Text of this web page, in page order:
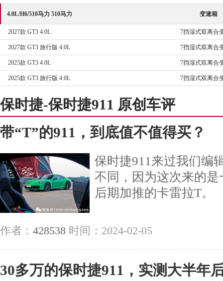
4.0L/H6/510马力 510马力 变速箱
2027款 GT3 4.0L 7挡湿式双离合
2027款 GT3 旅行版 4.0L 7挡湿式双离合
2025款 GT3 4.0L 7挡湿式双离合
2025款 GT3 旅行版 4.0L 7挡湿式双离合
保时捷-保时捷911 原创车评
带“T”的911，到底值不值得买？
保时捷911来过我们编
不同，因为这次来的是
后期加推的卡雷拉T。
作者： 428538 时间：2024-02-05
30多万的保时捷911，实测大半年